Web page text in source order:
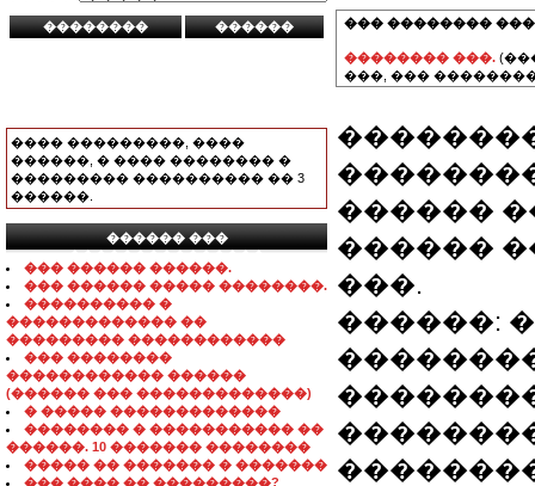
���� ���������, ����
������, � ���� �������� �
��������� ���������� �� 3
������.
������ ���
���������������
��� ������ ������.
��� ������ ����� ��������.
���������� �
������������� ��
��������� ������������
��� ��������
������������ ������
(������ ��� �������������)
� ����� �������������
�������� � ����������� ��
������. 10 ������� ��������
����� �� ������� � �������
��� ���� �� ���������?
��� ��������
�������� ���.
���, ���
������
������
���.
������: